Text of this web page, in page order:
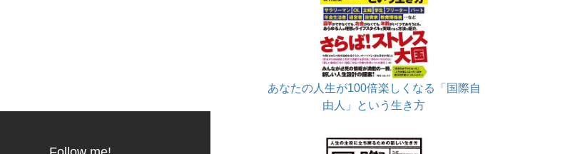
あなたの人生が100倍楽しくなる「国際自
由人」という生き方